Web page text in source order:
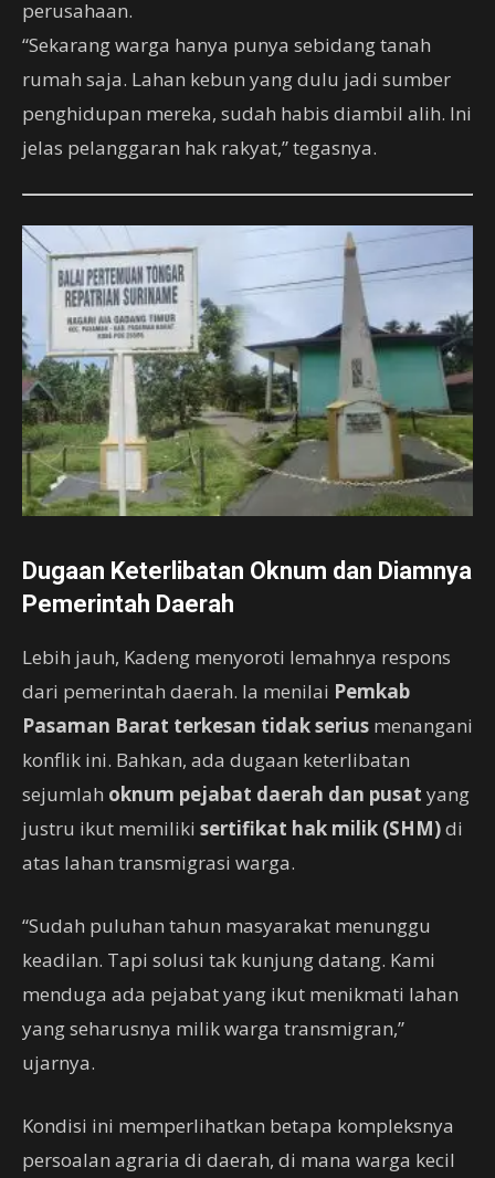
perusahaan.
“Sekarang warga hanya punya sebidang tanah
rumah saja. Lahan kebun yang dulu jadi sumber
penghidupan mereka, sudah habis diambil alih. Ini
jelas pelanggaran hak rakyat,” tegasnya.
Dugaan Keterlibatan Oknum dan Diamnya
Pemerintah Daerah
Lebih jauh, Kadeng menyoroti lemahnya respons
dari pemerintah daerah. Ia menilai Pemkab
Pasaman Barat terkesan tidak serius menangani
konflik ini. Bahkan, ada dugaan keterlibatan
sejumlah oknum pejabat daerah dan pusat yang
justru ikut memiliki sertifikat hak milik (SHM)di
atas lahan transmigrasi warga.
“Sudah puluhan tahun masyarakat menunggu
keadilan. Tapi solusi tak kunjung datang. Kami
menduga ada pejabat yang ikut menikmati lahan
yang seharusnya milik warga transmigran,”
ujarnya.
Kondisi ini memperlihatkan betapa kompleksnya
persoalan agraria di daerah, di mana warga kecil